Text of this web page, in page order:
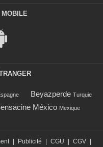
Beyazperde Turquie
México Mexique
Publicité CGU CGV